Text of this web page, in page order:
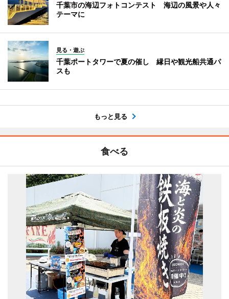
千葉市の海辺フォトコンテスト 海辺の風景や人々
テーマに
見る・遊ぶ
千葉ポートタワーで夏の催し 縁日や観光船共通パ
スも
もっと見る
食べる